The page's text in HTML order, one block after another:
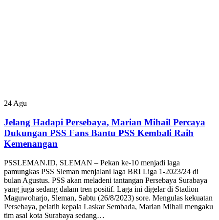
24 Agu
Jelang Hadapi Persebaya, Marian Mihail Percaya
Dukungan PSS Fans Bantu PSS Kembali Raih
Kemenangan
PSSLEMAN.ID, SLEMAN – Pekan ke-10 menjadi laga
pamungkas PSS Sleman menjalani laga BRI Liga 1-2023/24 di
bulan Agustus. PSS akan meladeni tantangan Persebaya Surabaya
yang juga sedang dalam tren positif. Laga ini digelar di Stadion
Maguwoharjo, Sleman, Sabtu (26/8/2023) sore. Mengulas kekuatan
Persebaya, pelatih kepala Laskar Sembada, Marian Mihail mengaku
tim asal kota Surabaya sedang…